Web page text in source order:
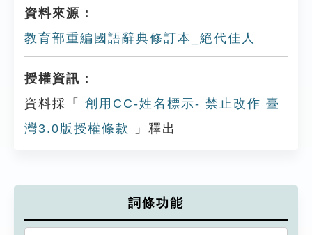
資料來源：
教育部重編國語辭典修訂本_絕代佳人
授權資訊：
資料採「
創用CC-姓名標示- 禁止改作 臺
灣3.0版授權條款
」釋出
詞條功能